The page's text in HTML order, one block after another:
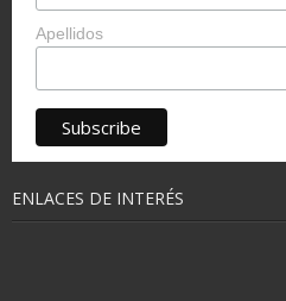
Apellidos
ENLACES DE INTERÉS